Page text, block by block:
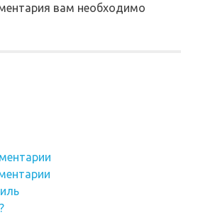
вам необходимо